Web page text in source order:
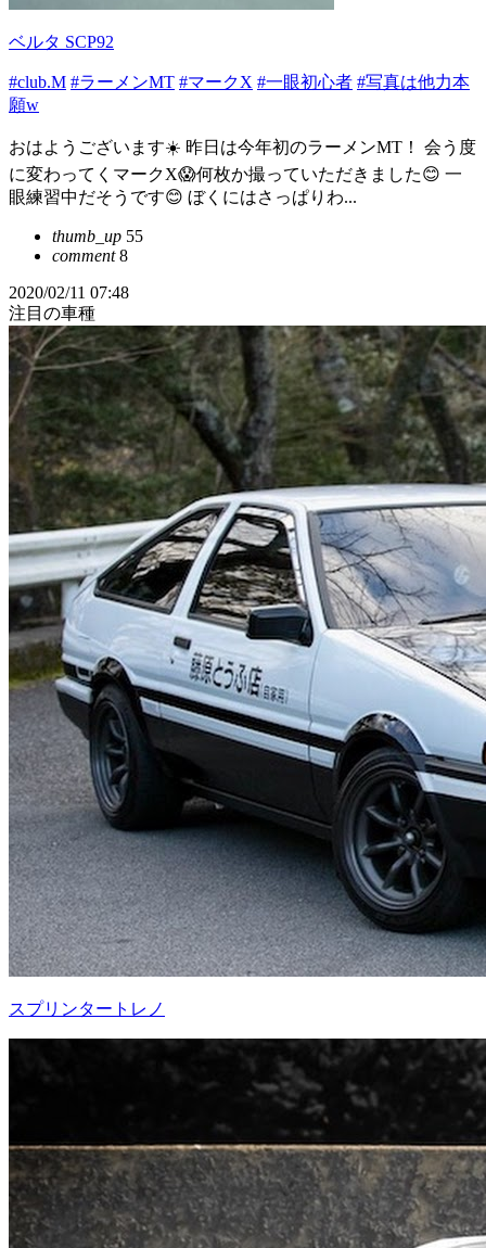
ベルタ SCP92
#club.M #ラーメンMT #マークX #一眼初心者 #写真は他力本
願w
おはようございます☀️ 昨日は今年初のラーメンMT！ 会う度
に変わってくマークX😱何枚か撮っていただきました😊 一
眼練習中だそうです😊 ぼくにはさっぱりわ...
thumb_up 55
comment8
2020/02/11 07:48
注目の車種
スプリンタートレノ